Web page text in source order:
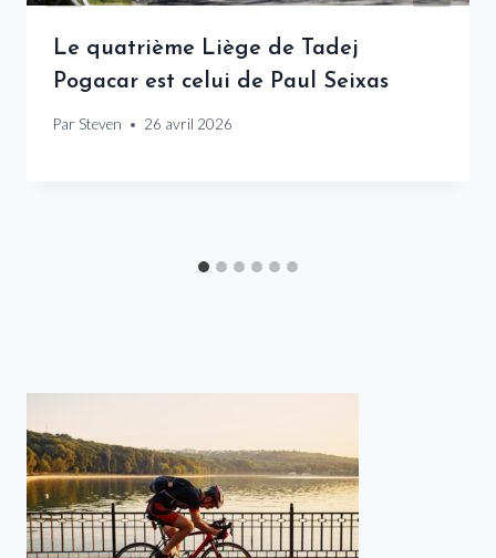
Le quatrième Liège de Tadej
Pogacar est celui de Paul Seixas
Par Steven 26 avril 2026